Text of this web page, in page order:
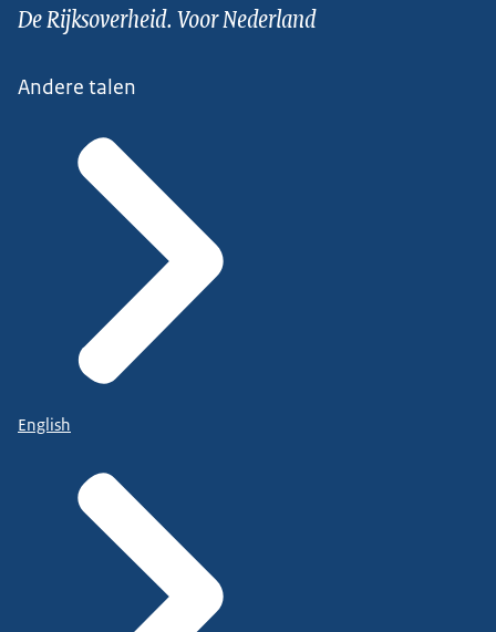
De Rijksoverheid. Voor Nederland
Andere talen
English